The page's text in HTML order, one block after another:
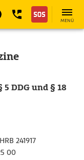
MENÜ
DDG und § 18
241917
00